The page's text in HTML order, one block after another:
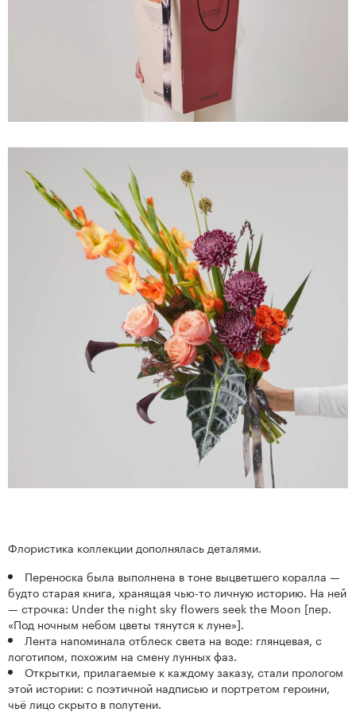
Флористика коллекции дополнялась деталями.
Переноска была выполнена в тоне выцветшего коралла —
будто старая книга, хранящая чью-то личную историю. На ней
— строчка: Under the night sky flowers seek the Moon [пер.
«Под ночным небом цветы тянутся к луне»].
Лента напоминала отблеск света на воде: глянцевая, с
логотипом, похожим на смену лунных фаз.
Открытки, прилагаемые к каждому заказу, стали прологом
этой истории: с поэтичной надписью и портретом героини,
чьё лицо скрыто в полутени.